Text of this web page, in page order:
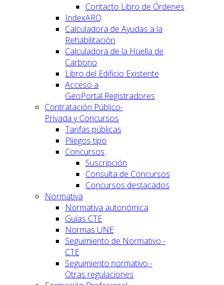
Contacto Libro de Órdenes
IndexARQ
Calculadora de Ayudas a la
Rehabilitación
Calculadora de la Huella de
Carbono
Libro del Edificio Existente
Acceso a
GeoPortal.Registradores
Contratación Público-
Privada y Concursos
Tarifas públicas
Pliegos tipo
Concursos
Suscripción
Consulta de Concursos
Concursos destacados
Normativa
Normativa autonómica
Guías CTE
Normas UNE
Seguimiento de Normativo -
CTE
Seguimiento normativo -
Otras regulaciones